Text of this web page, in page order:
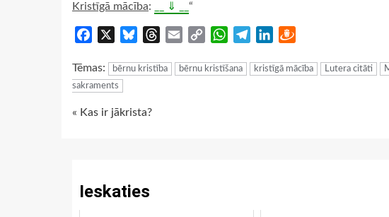
Kristīgā mācība: __ ⇓ __ “
Facebook BlueskyThreads
Email
Copy
WhatsApp
TelegramLinkedIn
Tēmas: bērnu kristība bērnu kristīšana kristīgā mācība Lutera citāti
sakraments
Continue
« Kas ir jākrista?
Ieskaties